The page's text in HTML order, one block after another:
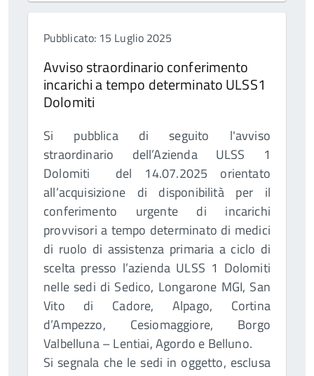
Pubblicato: 15 Luglio 2025
Avviso straordinario conferimento
incarichi a tempo determinato ULSS1
Dolomiti
Si pubblica di seguito l'avviso
straordinario dell’Azienda ULSS 1
Dolomiti del 14.07.2025 orientato
all’acquisizione di disponibilità per il
conferimento urgente di incarichi
provvisori a tempo determinato di medici
di ruolo di assistenza primaria a ciclo di
scelta presso l’azienda ULSS 1 Dolomiti
nelle sedi di Sedico, Longarone MGI, San
Vito di Cadore, Alpago, Cortina
d’Ampezzo, Cesiomaggiore, Borgo
Valbelluna – Lentiai, Agordo e Belluno.
Si segnala che le sedi in oggetto, esclusa